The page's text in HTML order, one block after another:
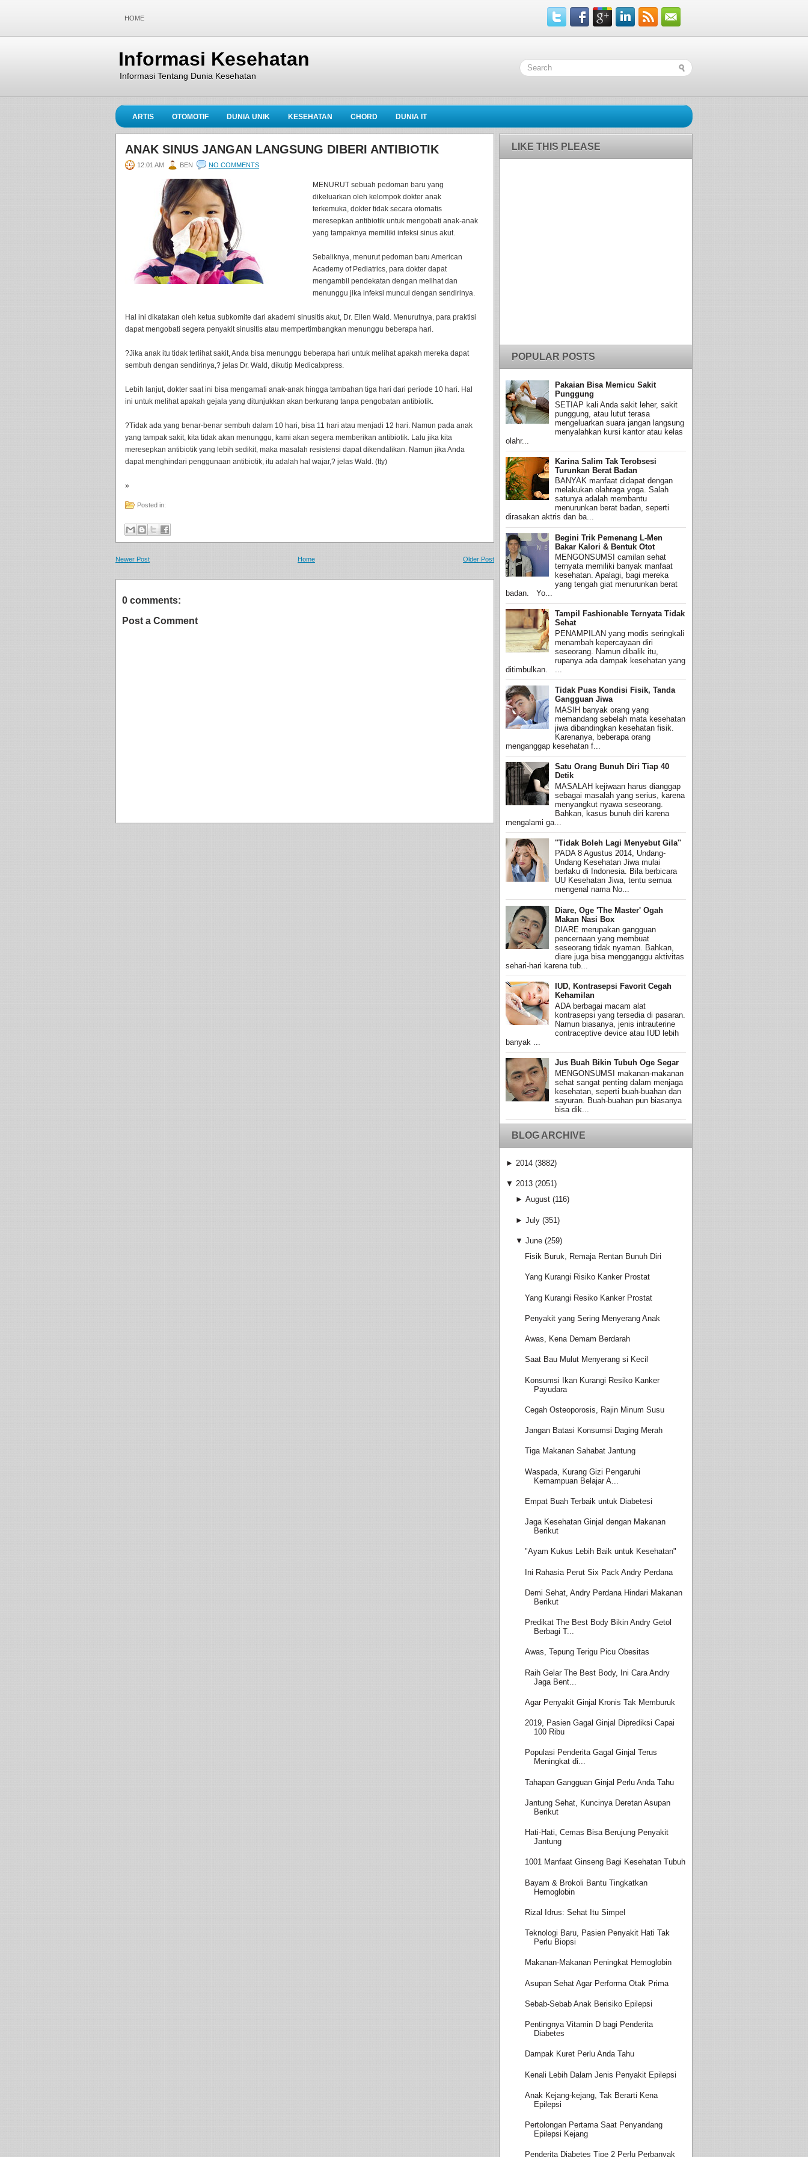
HOME
Informasi Kesehatan
Informasi Tentang Dunia Kesehatan
ARTIS OTOMOTIF DUNIA UNIK KESEHATAN CHORD DUNIA IT
ANAK SINUS JANGAN LANGSUNG DIBERI ANTIBIOTIK
12:01 AM BEN NO COMMENTS
MENURUT sebuah pedoman baru yang
dikeluarkan oleh kelompok dokter anak
terkemuka, dokter tidak secara otomatis
meresepkan antibiotik untuk mengobati anak-anak
yang tampaknya memiliki infeksi sinus akut.
Sebaliknya, menurut pedoman baru American
Academy of Pediatrics, para dokter dapat
mengambil pendekatan dengan melihat dan
menunggu jika infeksi muncul dengan sendirinya.
Hal ini dikatakan oleh ketua subkomite dari akademi sinusitis akut, Dr. Ellen Wald. Menurutnya, para praktisi
dapat mengobati segera penyakit sinusitis atau mempertimbangkan menunggu beberapa hari.
?Jika anak itu tidak terlihat sakit, Anda bisa menunggu beberapa hari untuk melihat apakah mereka dapat
sembuh dengan sendirinya,? jelas Dr. Wald, dikutip Medicalxpress.
Lebih lanjut, dokter saat ini bisa mengamati anak-anak hingga tambahan tiga hari dari periode 10 hari. Hal
ini untuk melihat apakah gejala yang ditunjukkan akan berkurang tanpa pengobatan antibiotik.
?Tidak ada yang benar-benar sembuh dalam 10 hari, bisa 11 hari atau menjadi 12 hari. Namun pada anak
yang tampak sakit, kita tidak akan menunggu, kami akan segera memberikan antibiotik. Lalu jika kita
meresepkan antibiotik yang lebih sedikit, maka masalah resistensi dapat dikendalikan. Namun jika Anda
dapat menghindari penggunaan antibiotik, itu adalah hal wajar,? jelas Wald. (tty)
»
Posted in:
Newer Post Older Post
Home
0 comments:
Post a Comment
LIKE THIS PLEASE
POPULAR POSTS
Pakaian Bisa Memicu Sakit
Punggung
SETIAP kali Anda sakit leher, sakit
punggung, atau lutut terasa
mengeluarkan suara jangan langsung
menyalahkan kursi kantor atau kelas
olahr...
Karina Salim Tak Terobsesi
Turunkan Berat Badan
BANYAK manfaat didapat dengan
melakukan olahraga yoga. Salah
satunya adalah membantu
menurunkan berat badan, seperti
dirasakan aktris dan ba...
Begini Trik Pemenang L-Men
Bakar Kalori & Bentuk Otot
MENGONSUMSI camilan sehat
ternyata memiliki banyak manfaat
kesehatan. Apalagi, bagi mereka
yang tengah giat menurunkan berat
badan. Yo...
Tampil Fashionable Ternyata Tidak
Sehat
PENAMPILAN yang modis seringkali
menambah kepercayaan diri
seseorang. Namun dibalik itu,
rupanya ada dampak kesehatan yang
ditimbulkan. ...
Tidak Puas Kondisi Fisik, Tanda
Gangguan Jiwa
MASIH banyak orang yang
memandang sebelah mata kesehatan
jiwa dibandingkan kesehatan fisik.
Karenanya, beberapa orang
menganggap kesehatan f...
Satu Orang Bunuh Diri Tiap 40
Detik
MASALAH kejiwaan harus dianggap
sebagai masalah yang serius, karena
menyangkut nyawa seseorang.
Bahkan, kasus bunuh diri karena
mengalami ga...
''Tidak Boleh Lagi Menyebut Gila''
PADA 8 Agustus 2014, Undang-
Undang Kesehatan Jiwa mulai
berlaku di Indonesia. Bila berbicara
UU Kesehatan Jiwa, tentu semua
mengenal nama No...
Diare, Oge 'The Master' Ogah
Makan Nasi Box
DIARE merupakan gangguan
pencernaan yang membuat
seseorang tidak nyaman. Bahkan,
diare juga bisa mengganggu aktivitas
sehari-hari karena tub...
IUD, Kontrasepsi Favorit Cegah
Kehamilan
ADA berbagai macam alat
kontrasepsi yang tersedia di pasaran.
Namun biasanya, jenis intrauterine
contraceptive device atau IUD lebih
banyak ...
Jus Buah Bikin Tubuh Oge Segar
MENGONSUMSI makanan-makanan
sehat sangat penting dalam menjaga
kesehatan, seperti buah-buahan dan
sayuran. Buah-buahan pun biasanya
bisa dik...
BLOG ARCHIVE
► 2014 (3882)
▼ 2013 (2051)
► August (116)
► July (351)
▼ June (259)
Fisik Buruk, Remaja Rentan Bunuh Diri
Yang Kurangi Risiko Kanker Prostat
Yang Kurangi Resiko Kanker Prostat
Penyakit yang Sering Menyerang Anak
Awas, Kena Demam Berdarah
Saat Bau Mulut Menyerang si Kecil
Konsumsi Ikan Kurangi Resiko Kanker
Payudara
Cegah Osteoporosis, Rajin Minum Susu
Jangan Batasi Konsumsi Daging Merah
Tiga Makanan Sahabat Jantung
Waspada, Kurang Gizi Pengaruhi
Kemampuan Belajar A...
Empat Buah Terbaik untuk Diabetesi
Jaga Kesehatan Ginjal dengan Makanan
Berikut
"Ayam Kukus Lebih Baik untuk Kesehatan"
Ini Rahasia Perut Six Pack Andry Perdana
Demi Sehat, Andry Perdana Hindari Makanan
Berikut
Predikat The Best Body Bikin Andry Getol
Berbagi T...
Awas, Tepung Terigu Picu Obesitas
Raih Gelar The Best Body, Ini Cara Andry
Jaga Bent...
Agar Penyakit Ginjal Kronis Tak Memburuk
2019, Pasien Gagal Ginjal Diprediksi Capai
100 Ribu
Populasi Penderita Gagal Ginjal Terus
Meningkat di...
Tahapan Gangguan Ginjal Perlu Anda Tahu
Jantung Sehat, Kuncinya Deretan Asupan
Berikut
Hati-Hati, Cemas Bisa Berujung Penyakit
Jantung
1001 Manfaat Ginseng Bagi Kesehatan Tubuh
Bayam & Brokoli Bantu Tingkatkan
Hemoglobin
Rizal Idrus: Sehat Itu Simpel
Teknologi Baru, Pasien Penyakit Hati Tak
Perlu Biopsi
Makanan-Makanan Peningkat Hemoglobin
Asupan Sehat Agar Performa Otak Prima
Sebab-Sebab Anak Berisiko Epilepsi
Pentingnya Vitamin D bagi Penderita
Diabetes
Dampak Kuret Perlu Anda Tahu
Kenali Lebih Dalam Jenis Penyakit Epilepsi
Anak Kejang-kejang, Tak Berarti Kena
Epilepsi
Pertolongan Pertama Saat Penyandang
Epilepsi Kejang
Penderita Diabetes Tipe 2 Perlu Perbanyak